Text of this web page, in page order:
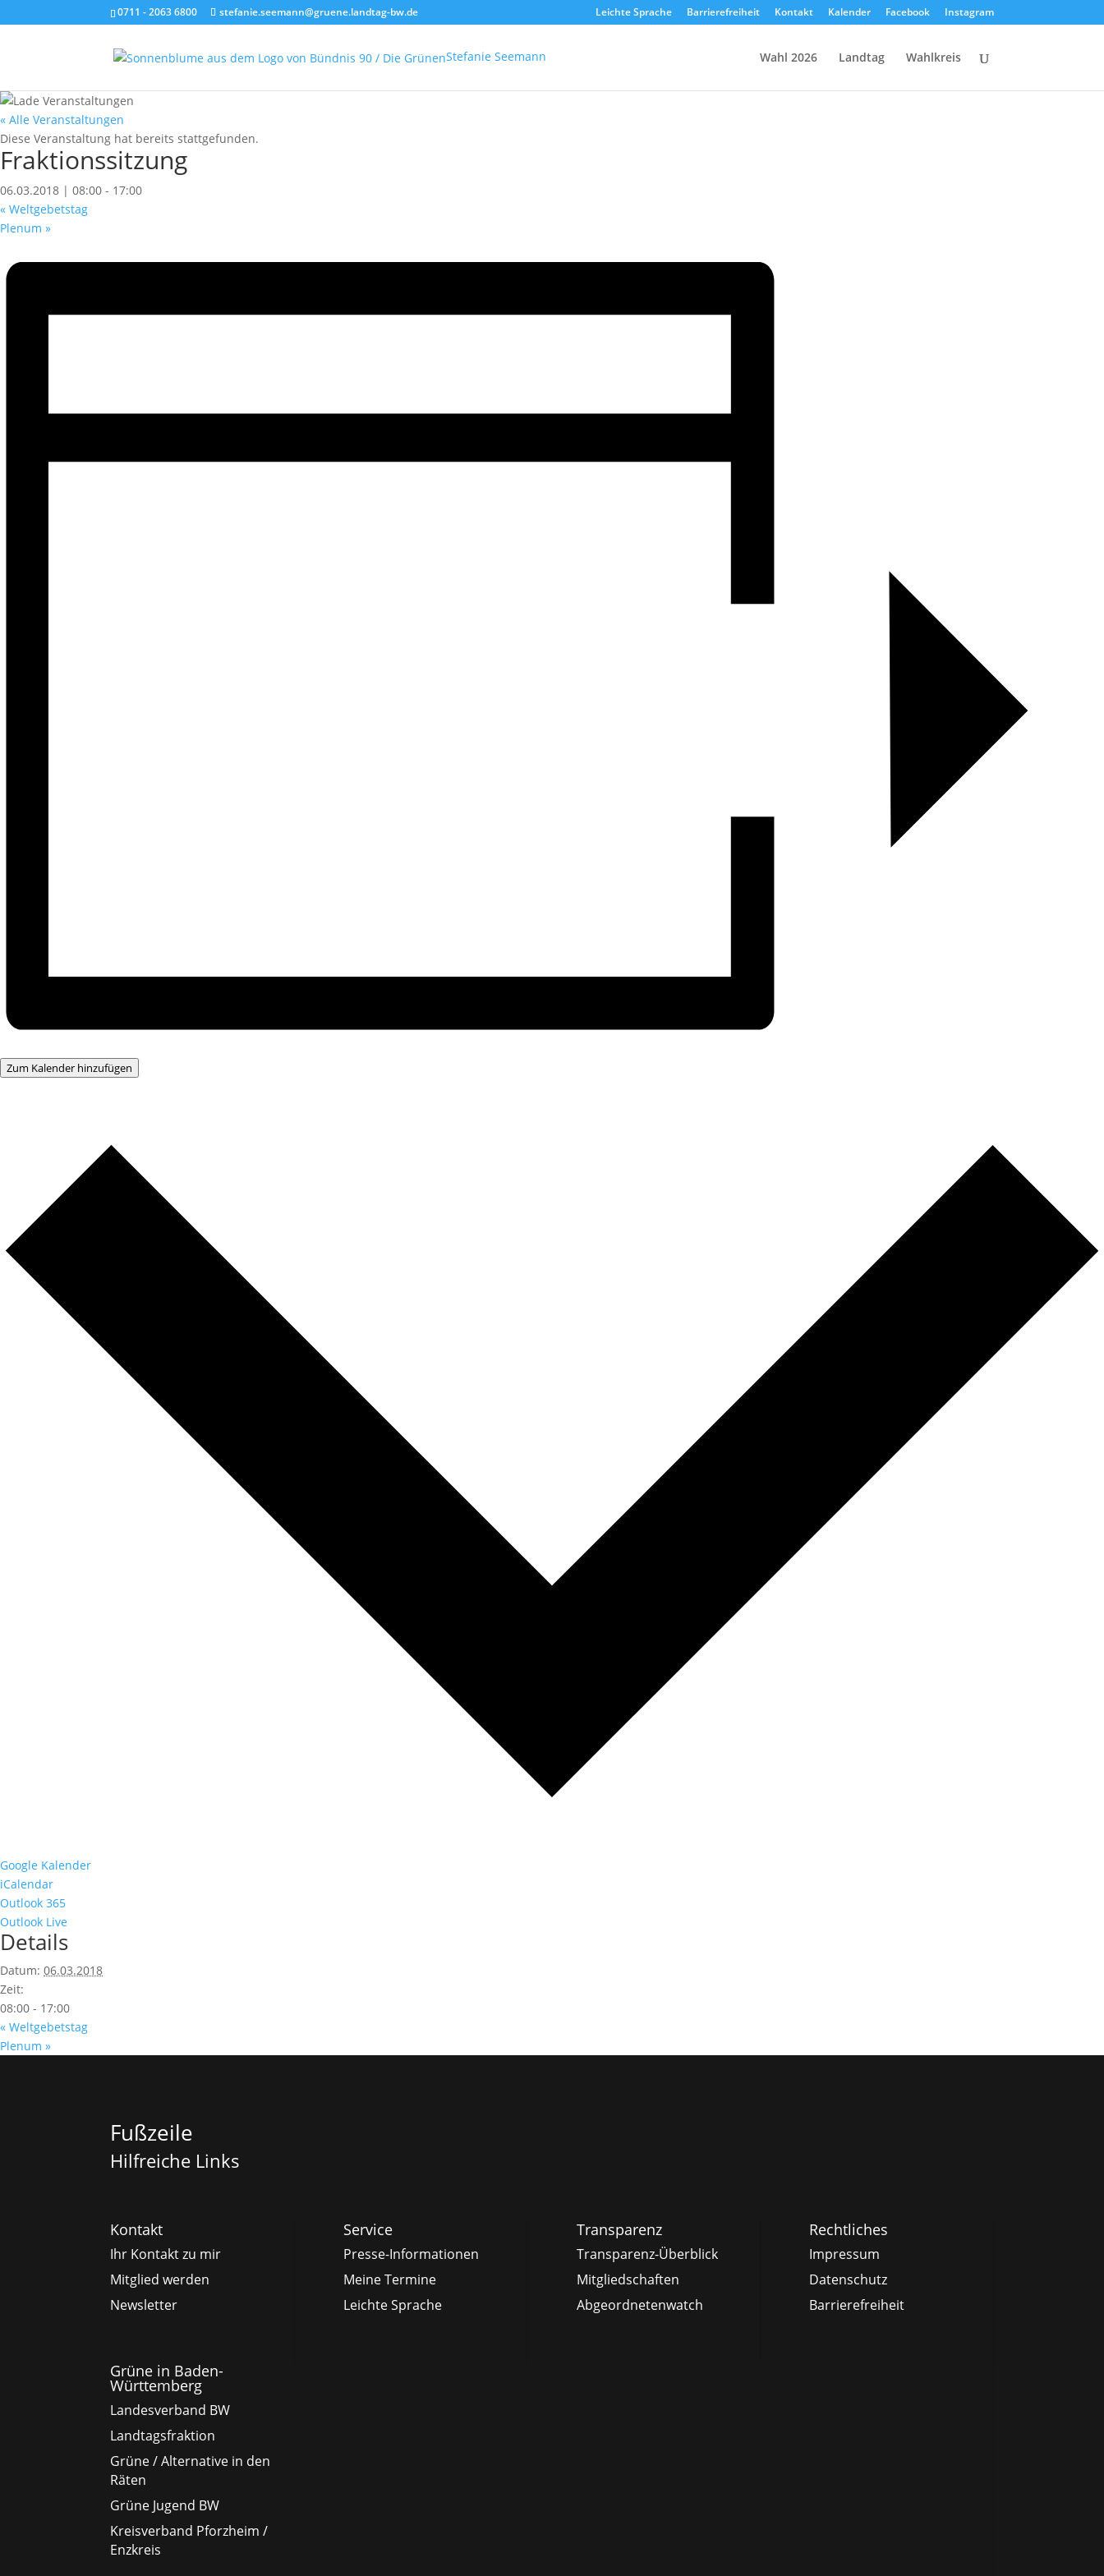
0711 - 2063 6800 stefanie.seemann@gruene.landtag-bw.de Leichte Sprache Barrierefreiheit Kontakt Kalender Facebook Instagram
Stefanie Seemann Wahl 2026 Landtag Wahlkreis
« Alle Veranstaltungen
Diese Veranstaltung hat bereits stattgefunden.
Fraktionssitzung
06.03.2018 | 08:00 - 17:00
« Weltgebetstag
Plenum »
Zum Kalender hinzufügen
Google Kalender
iCalendar
Outlook 365
Outlook Live
Details
Datum: 06.03.2018
Zeit:
08:00 - 17:00
« Weltgebetstag
Plenum »
Fußzeile
Hilfreiche Links
Kontakt
Ihr Kontakt zu mir
Mitglied werden
Newsletter
Service
Presse-Informationen
Meine Termine
Leichte Sprache
Transparenz
Transparenz-Überblick
Mitgliedschaften
Abgeordnetenwatch
Rechtliches
Impressum
Datenschutz
Barrierefreiheit
Grüne in Baden-
Württemberg
Landesverband BW
Landtagsfraktion
Grüne / Alternative in den
Räten
Grüne Jugend BW
Kreisverband Pforzheim /
Enzkreis